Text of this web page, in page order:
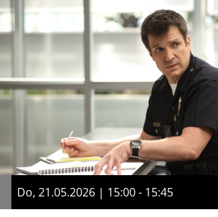
Do, 21.05.2026 | 15:00 - 15:45